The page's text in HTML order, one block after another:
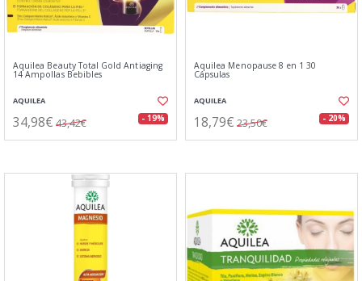
Aquilea Beauty Total Gold Antiaging
14 Ampollas Bebibles
AQUILEA
34,98€ 43,42€ - 19%
Aquilea Menopause 8 en 1 30
Cápsulas
AQUILEA
18,79€ 23,50€ - 20%